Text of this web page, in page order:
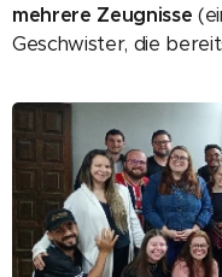
mehrere Zeugnisse
Geschwister, die